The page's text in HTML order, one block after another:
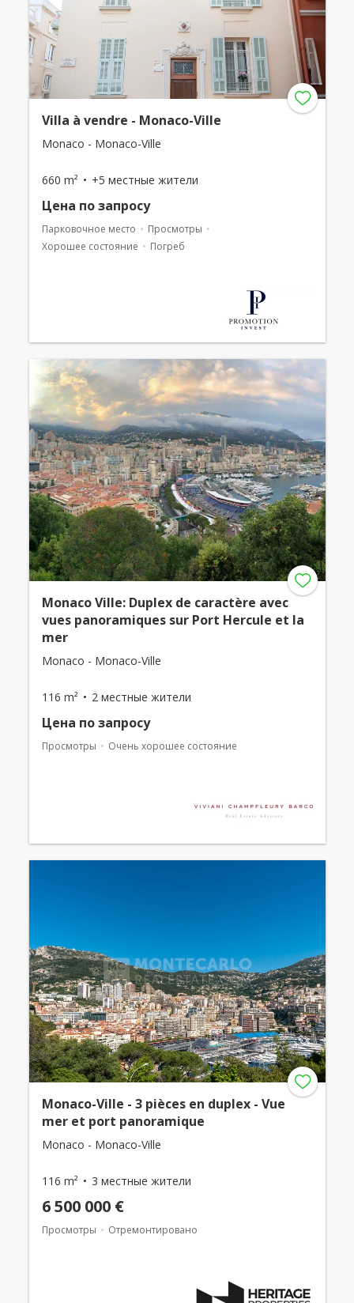
Villa à vendre - Monaco-Ville
Monaco - Monaco-Ville
660 m² +5 местные жители
Цена по запросу
Парковочное место
Просмотры
Хорошее состояние
Погреб
Monaco Ville: Duplex de caractère avec
vues panoramiques sur Port Hercule et la
mer
Monaco - Monaco-Ville
116 m² 2 местные жители
Цена по запросу
Просмотры Очень хорошее состояние
Monaco-Ville - 3 pièces en duplex - Vue
mer et port panoramique
Monaco - Monaco-Ville
116 m² 3 местные жители
6 500 000 €
Просмотры Отремонтировано